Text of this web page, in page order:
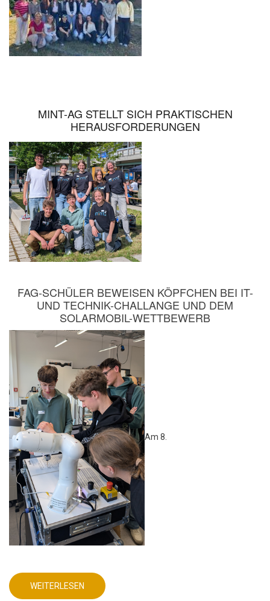
MINT-AG STELLT SICH PRAKTISCHEN
HERAUSFORDERUNGEN
FAG-SCHÜLER BEWEISEN KÖPFCHEN BEI IT-
UND TECHNIK-CHALLANGE UND DEM
SOLARMOBIL-WETTBEWERB
Am 8.
WEITERLESEN
ÜBER
MINT-